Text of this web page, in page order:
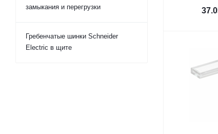
замыкания и перегрузки
Гребенчатые шинки Schneider
Electric в щите